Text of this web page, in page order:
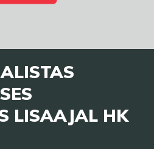
LISAAJAL HK